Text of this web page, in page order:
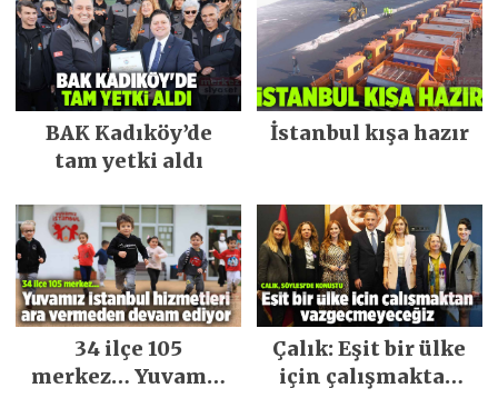
BAK Kadıköy’de
tam yetki aldı
İstanbul kışa hazır
34 ilçe 105
merkez… Yuvamız
Çalık: Eşit bir ülke
için çalışmaktan